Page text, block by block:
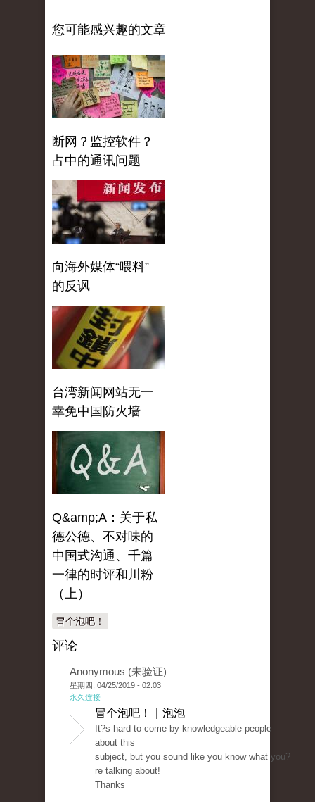
您可能感兴趣的文章
断网？监控软件？
占中的通讯问题
向海外媒体“喂料”
的反讽
台湾新闻网站无一
幸免中国防火墙
Q&amp;A：关于私
德公德、不对味的
中国式沟通、千篇
一律的时评和川粉
（上）
冒个泡吧！
评论
Anonymous (未验证)
星期四, 04/25/2019 - 02:03
永久连接
冒个泡吧！ | 泡泡
It?s hard to come by knowledgeable people
about this
subject, but you sound like you know what you?
re talking about!
Thanks